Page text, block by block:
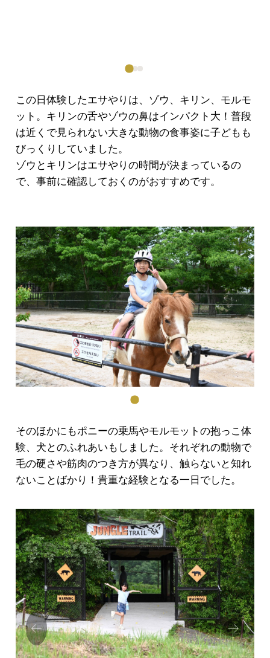
この日体験したエサやりは、ゾウ、キリン、モルモ
ット。キリンの舌やゾウの鼻はインパクト大！普段
は近くで見られない大きな動物の食事姿に子どもも
びっくりしていました。
ゾウとキリンはエサやりの時間が決まっているの
で、事前に確認しておくのがおすすめです。
そのほかにもポニーの乗馬やモルモットの抱っこ体
験、犬とのふれあいもしました。それぞれの動物で
毛の硬さや筋肉のつき方が異なり、触らないと知れ
ないことばかり！貴重な経験となる一日でした。
Prev
ious
Next